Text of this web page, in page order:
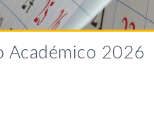
Académico 2026